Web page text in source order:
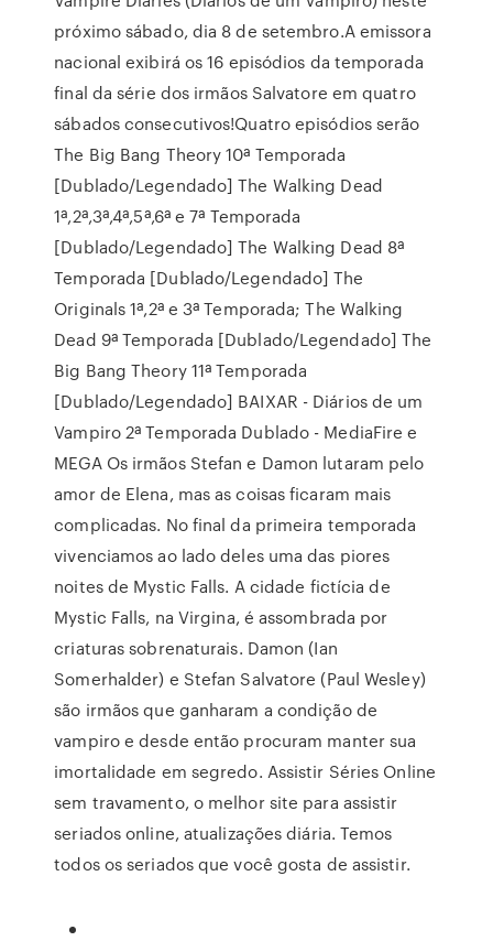
próximo sábado, dia 8 de setembro.A emissora
nacional exibirá os 16 episódios da temporada
final da série dos irmãos Salvatore em quatro
sábados consecutivos!Quatro episódios serão
The Big Bang Theory 10ª Temporada
[Dublado/Legendado] The Walking Dead
1ª,2ª,3ª,4ª,5ª,6ª e 7ª Temporada
[Dublado/Legendado] The Walking Dead 8ª
Temporada [Dublado/Legendado] The
Originals 1ª,2ª e 3ª Temporada; The Walking
Dead 9ª Temporada [Dublado/Legendado] The
Big Bang Theory 11ª Temporada
[Dublado/Legendado] BAIXAR - Diários de um
Vampiro 2ª Temporada Dublado - MediaFire e
MEGA Os irmãos Stefan e Damon lutaram pelo
amor de Elena, mas as coisas ficaram mais
complicadas. No final da primeira temporada
vivenciamos ao lado deles uma das piores
noites de Mystic Falls. A cidade fictícia de
Mystic Falls, na Virgina, é assombrada por
criaturas sobrenaturais. Damon (Ian
Somerhalder) e Stefan Salvatore (Paul Wesley)
são irmãos que ganharam a condição de
vampiro e desde então procuram manter sua
imortalidade em segredo. Assistir Séries Online
sem travamento, o melhor site para assistir
seriados online, atualizações diária. Temos
todos os seriados que você gosta de assistir.